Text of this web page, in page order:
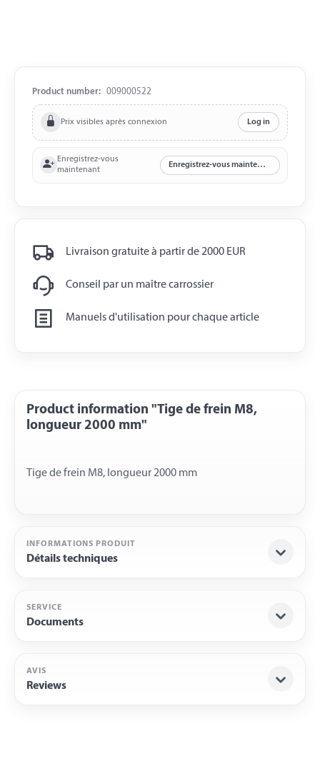
Product number: 009000522
Prix visibles après connexion Log in
Enregistrez-vous
maintenant
Enregistrez-vous maintenant
Livraison gratuite à partir de 2000 EUR
Conseil par un maître carrossier
Manuels d'utilisation pour chaque article
Product information "Tige de frein M8,
longueur 2000 mm"
INFORMATIONS PRODUIT
Détails techniques
SERVICE
Documents
AVIS
Reviews